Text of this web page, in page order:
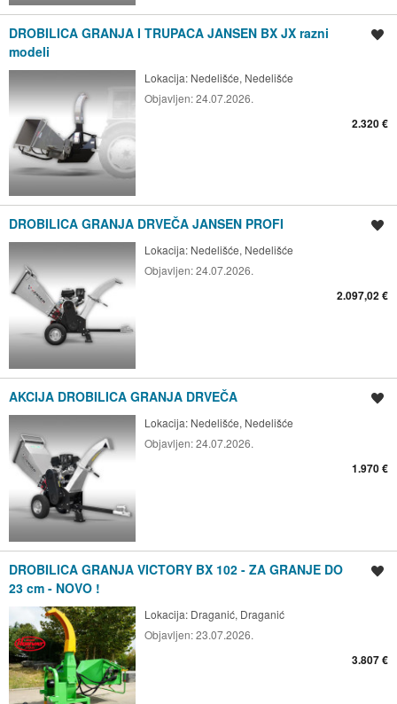
DROBILICA GRANJA I TRUPACA JANSEN BX JX razni
modeli
Lokacija: Nedelišće, Nedelišće
Objavljen:24.07.2026.
2.320 €
DROBILICA GRANJA DRVEČA JANSEN PROFI
Lokacija: Nedelišće, Nedelišće
Objavljen:24.07.2026.
2.097,02 €
AKCIJA DROBILICA GRANJA DRVEČA
Lokacija: Nedelišće, Nedelišće
Objavljen:24.07.2026.
1.970 €
DROBILICA GRANJA VICTORY BX 102 - ZA GRANJE DO
23 cm - NOVO !
Lokacija: Draganić, Draganić
Objavljen:23.07.2026.
3.807 €